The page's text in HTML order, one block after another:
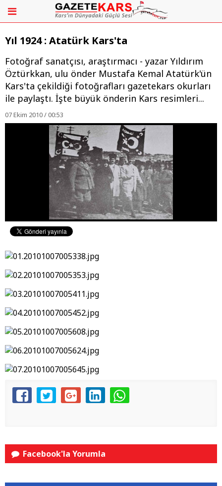
Yıl 1924 : Atatürk Kars'ta
Fotoğraf sanatçısı, araştırmacı - yazar Yıldırım
Öztürkkan, ulu önder Mustafa Kemal Atatürk'ün
Kars'ta çekildiği fotoğrafları gazetekars okurları
ile paylaştı. İşte büyük önderin Kars resimleri...
07 Ekim 2010 / 00:53
Facebook'la Yorumla